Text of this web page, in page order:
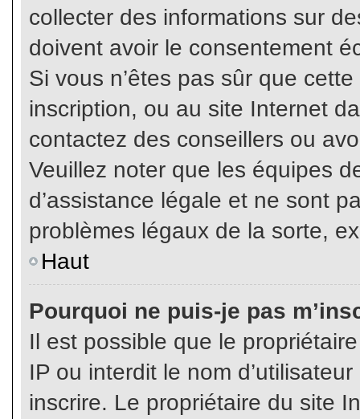
collecter des informations sur
doivent avoir le consentement
Si vous n’êtes pas sûr que
inscription, ou au site Internet
contactez des conseillers ou
Veuillez noter que les équipes
d’assistance légale et ne sont
problèmes légaux de la sorte,
Haut
Pourquoi ne puis-je pas
Il est possible que le
IP ou interdit le nom
inscrire. Le propriétaire du site